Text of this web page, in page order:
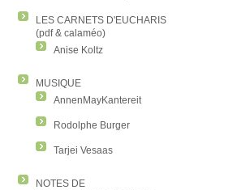
LES CARNETS D'EUCHARIS
(pdf & calaméo)
Anise Koltz
MUSIQUE
AnnenMayKantereit
Rodolphe Burger
Tarjei Vesaas
NOTES DE